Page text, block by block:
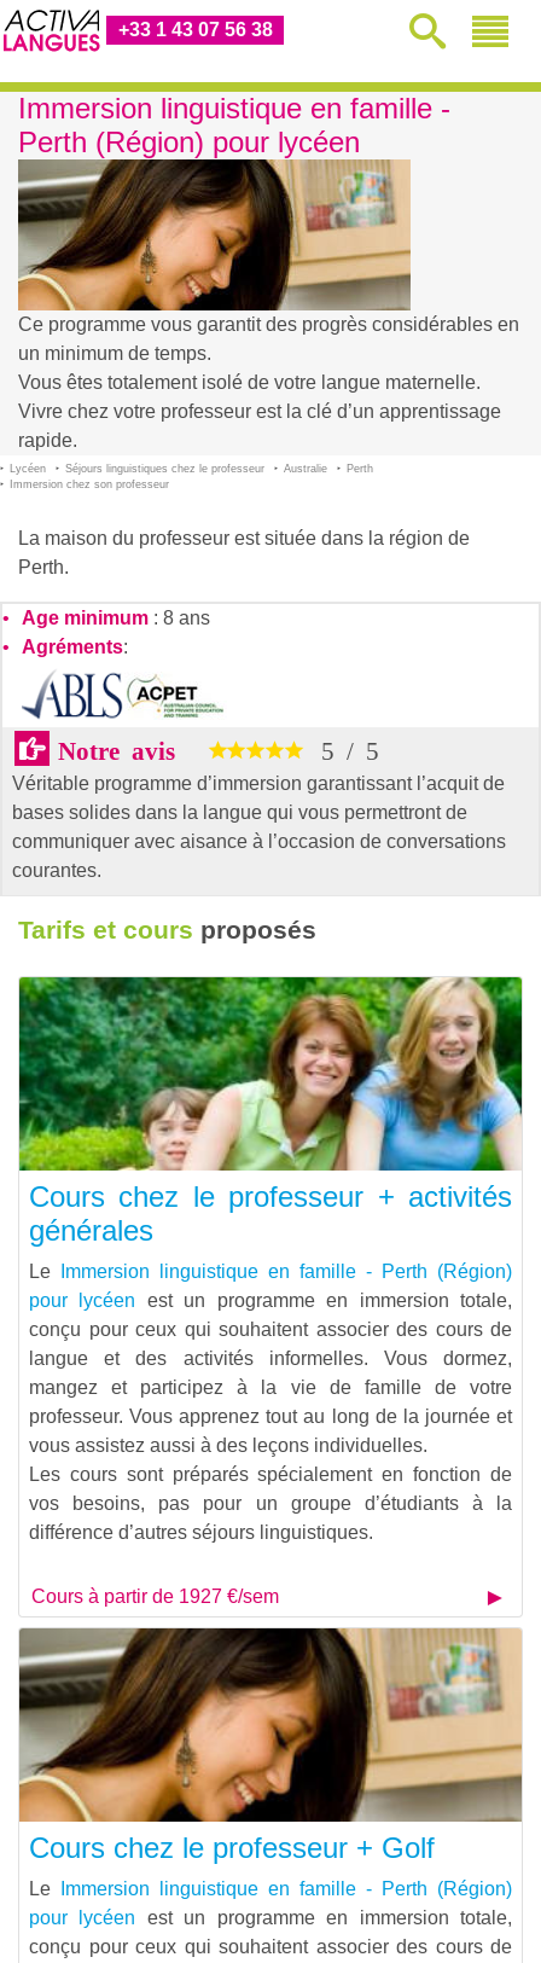
+33 1 43 07 56 38
Immersion linguistique en famille -
Perth (Région) pour lycéen
Ce programme vous garantit des progrès considérables en
un minimum de temps.
Vous êtes totalement isolé de votre langue maternelle.
Vivre chez votre professeur est la clé d’un apprentissage
rapide.
Lycéen Séjours linguistiques chez le professeur Australie
Perth
Immersion chez son professeur
La maison du professeur est située dans la région de
Perth.
Age minimum: 8 ans
Agréments:
Notre avis 5 / 5
Véritable programme d’immersion garantissant l’acquit de
bases solides dans la langue qui vous permettront de
communiquer avec aisance à l’occasion de conversations
courantes.
Tarifs et cours proposés
Cours chez le professeur + activités
générales
Le
Immersion linguistique en famille - Perth (Région)
pour lycéen est un programme en immersion totale,
conçu pour ceux qui souhaitent associer des cours de
langue et des activités informelles. Vous dormez,
mangez et participez à la vie de famille de votre
professeur. Vous apprenez tout au long de la journée et
vous assistez aussi à des leçons individuelles.
Les cours sont préparés spécialement en fonction de
vos besoins, pas pour un groupe d’étudiants à la
différence d’autres séjours linguistiques.
Cours à partir de 1927 €/sem
Cours chez le professeur + Golf
Le
Immersion linguistique en famille - Perth (Région)
pour lycéen est un programme en immersion totale,
conçu pour ceux qui souhaitent associer des cours de